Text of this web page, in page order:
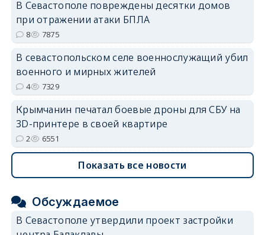
В Севастополе повреждены десятки домов
при отражении атаки БПЛА
8 7875
В севастопольском селе военнослужащий убил
военного и мирных жителей
4 7329
Крымчанин печатал боевые дроны для СБУ на
3D-принтере в своей квартире
2 6551
Показать все новости
Обсуждаемое
В Севастополе утвердили проект застройки